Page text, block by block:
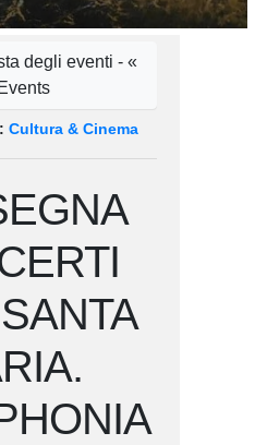
degli eventi - «
Cultura & Cinema